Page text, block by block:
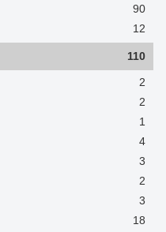
90
12
110
2
2
1
4
3
2
3
18